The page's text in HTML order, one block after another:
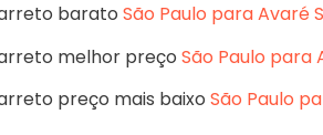
barato São Paulo para Avaré
melhor preço São Paulo para
preço mais baixo São Paulo